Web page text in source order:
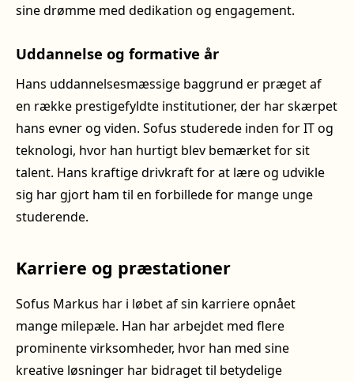
sine drømme med dedikation og engagement.
Uddannelse og formative år
Hans uddannelsesmæssige baggrund er præget af
en række prestigefyldte institutioner, der har skærpet
hans evner og viden. Sofus studerede inden for IT og
teknologi, hvor han hurtigt blev bemærket for sit
talent. Hans kraftige drivkraft for at lære og udvikle
sig har gjort ham til en forbillede for mange unge
studerende.
Karriere og præstationer
Sofus Markus har i løbet af sin karriere opnået
mange milepæle. Han har arbejdet med flere
prominente virksomheder, hvor han med sine
kreative løsninger har bidraget til betydelige